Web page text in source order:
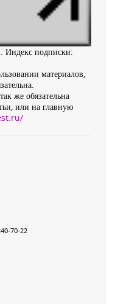
Индекс подписки:
материалов,
же обязательна
или на главную
70-22